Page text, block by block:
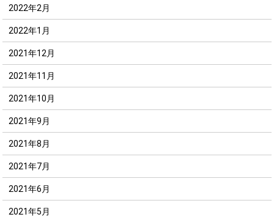
2022年2月
2022年1月
2021年12月
2021年11月
2021年10月
2021年9月
2021年8月
2021年7月
2021年6月
2021年5月